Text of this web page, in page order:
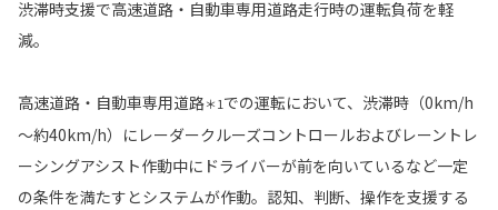
渋滞時支援で高速道路・自動車専用道路走行時の運転負荷を軽
減。
高速道路・自動車専用道路＊1での運転において、渋滞時（0km/h
～約40km/h）にレーダークルーズコントロールおよびレーントレ
ーシングアシスト作動中にドライバーが前を向いているなど一定
の条件を満たすとシステムが作動。認知、判断、操作を支援する